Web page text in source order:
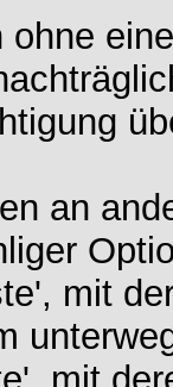
ohne
an
mit